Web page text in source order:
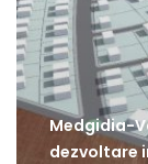
Medgidia-
dezvoltare